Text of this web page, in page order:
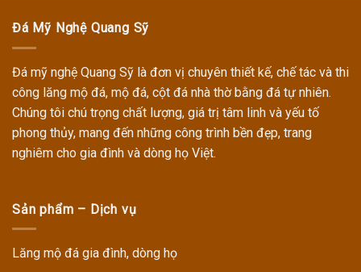
Đá Mỹ Nghệ Quang Sỹ
Đá mỹ nghệ Quang Sỹ là đơn vị chuyên thiết kế, chế tác và thi
công lăng mộ đá, mộ đá, cột đá nhà thờbằng đá tự nhiên.
Chúng tôi chú trọng chất lượng, giá trị tâm linh và yếu tố
phong thủy, mang đến những công trình bền đẹp, trang
nghiêm cho gia đình và dòng họ Việt.
Sản phẩm – Dịch vụ
Lăng mộ đá gia đình, dòng họ